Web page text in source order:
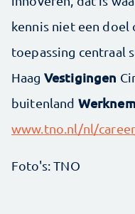
kennis niet een doel
toepassing centraal
Haag Vestigingen
buitenland
www.tno.nl/nl/
Foto's: TNO